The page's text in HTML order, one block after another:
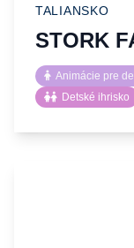
TALIANSKO
STORK
Animácie pre
Detské ihrisko